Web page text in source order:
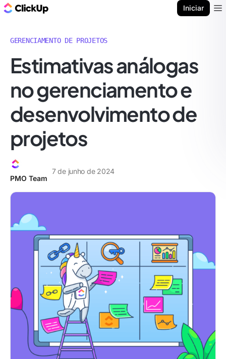
Iniciar
GERENCIAMENTO DE PROJETOS
Estimativas análogas
no gerenciamento e
desenvolvimento de
projetos
PMO Team
7 de junho de 2024